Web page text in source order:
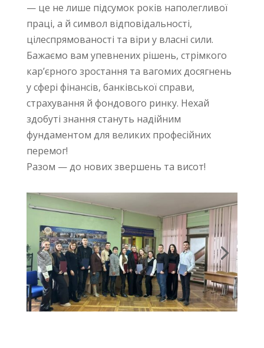
— це не лише підсумок років наполегливої
праці, а й символ відповідальності,
цілеспрямованості та віри у власні сили.
Бажаємо вам упевнених рішень, стрімкого
кар’єрного зростання та вагомих досягнень
у сфері фінансів, банківської справи,
страхування й фондового ринку. Нехай
здобуті знання стануть надійним
фундаментом для великих професійних
перемог!
Разом — до нових звершень та висот!